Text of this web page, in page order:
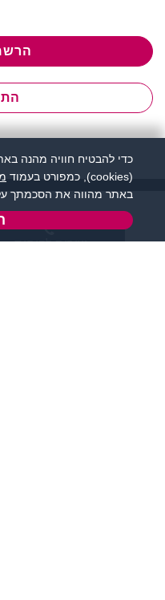
שירות לקוחות:
כדי להבטיח חוויה מהנה
(cookies), כמפורט בעמוד
באתר מהווה את הסכמתך